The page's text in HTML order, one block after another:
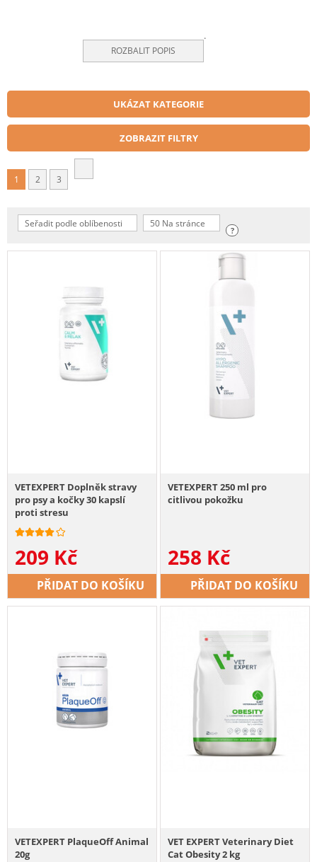
ROZBALIT POPIS
.
UKÁZAT KATEGORIE
ZOBRAZIT FILTRY
1 2 3
Seřadit podle oblíbenosti 50 Na stránce
?
VETEXPERT Doplněk stravy
pro psy a kočky 30 kapslí
proti stresu
209 Kč
PŘIDAT DO KOŠÍKU
VETEXPERT 250 ml pro
citlivou pokožku
258 Kč
PŘIDAT DO KOŠÍKU
VETEXPERT PlaqueOff Animal
20g
VET EXPERT Veterinary Diet
Cat Obesity 2 kg